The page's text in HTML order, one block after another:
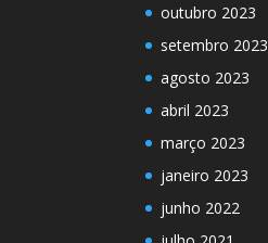
outubro 2023
setembro 2023
agosto 2023
abril 2023
março 2023
janeiro 2023
junho 2022